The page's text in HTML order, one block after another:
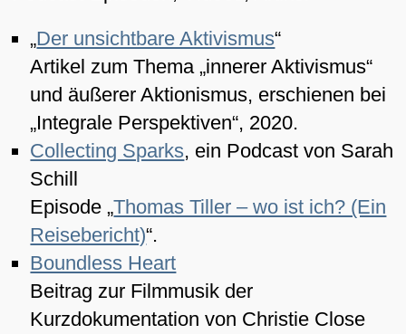
„Der unsichtbare Aktivismus“
Artikel zum Thema „innerer Aktivismus“
und äußerer Aktionismus, erschienen bei
„Integrale Perspektiven“, 2020.
Collecting Sparks, ein Podcast von Sarah
Schill
Episode „Thomas Tiller – wo ist ich? (Ein
Reisebericht)“.
Boundless Heart
Beitrag zur Filmmusik der
Kurzdokumentation von Christie Close